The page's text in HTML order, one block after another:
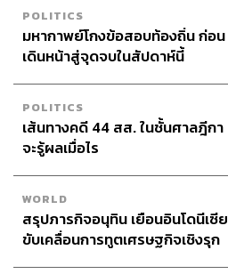
POLITICS
มหากาพย์โกงข้อสอบท้องถิ่น ก่อน
เดินหน้าสู่จุดจบในสัปดาห์นี้
POLITICS
เส้นทางคดี 44 สส. ในชั้นศาลฎีกา
จะรู้ผลเมื่อไร
WORLD
สรุปภารกิจอนุทิน เยือนอินโดนีเซีย
ขับเคลื่อนการทูตเศรษฐกิจเชิงรุก